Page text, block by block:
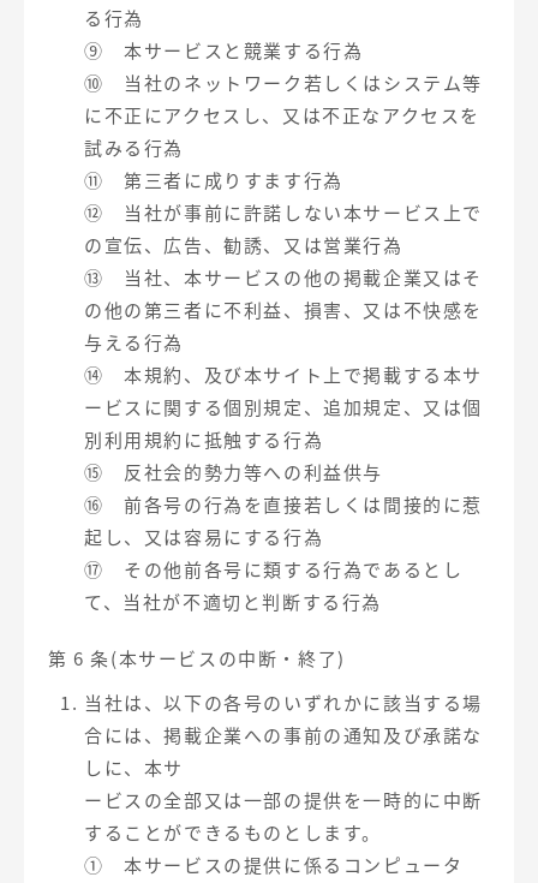
る行為
⑨ 本サービスと競業する行為
⑩ 当社のネットワーク若しくはシステム等
に不正にアクセスし、又は不正なアクセスを
試みる行為
⑪ 第三者に成りすます行為
⑫ 当社が事前に許諾しない本サービス上で
の宣伝、広告、勧誘、又は営業行為
⑬ 当社、本サービスの他の掲載企業又はそ
の他の第三者に不利益、損害、又は不快感を
与える行為
⑭ 本規約、及び本サイト上で掲載する本サ
ービスに関する個別規定、追加規定、又は個
別利用規約に抵触する行為
⑮ 反社会的勢力等への利益供与
⑯ 前各号の行為を直接若しくは間接的に惹
起し、又は容易にする行為
⑰ その他前各号に類する行為であるとし
て、当社が不適切と判断する行為
第 6 条(本サービスの中断・終了)
当社は、以下の各号のいずれかに該当する場
合には、掲載企業への事前の通知及び承諾な
しに、本サ
ービスの全部又は一部の提供を一時的に中断
することができるものとします。
① 本サービスの提供に係るコンピュータ